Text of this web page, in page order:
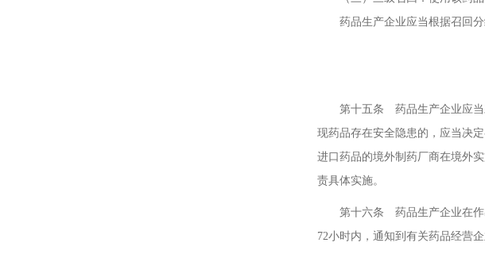
药品生产企业应当根据召回分
第三章 主
第十五条 药品生产企业应当对
现药品存在安全隐患的，应当决定
进口药品的境外制药厂商在境外
责具体实施。
第十六条 药品生产企业在作出
72小时内，通知到有关药品经营